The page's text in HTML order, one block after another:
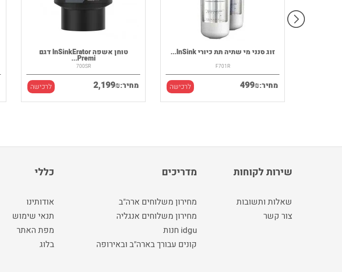
טוחן אשפה InSinkErator דגם
Premi...
700SR
מחיר: 2,199₪ לרכישה
זוג סנני מי שתיה תת כיורי InSink...
F701R
מחיר: 499₪ לרכישה
כללי
אודותינו
תנאי שימוש
מפת האתר
בלוג
מדריכים
מחירון משלוחים ארה"ב
מחירון משלוחים אנגליה
idgu חנות
קונים עבורך בארה"ב ובאירופה
שירות לקוחות
שאלות ותשובות
צור קשר